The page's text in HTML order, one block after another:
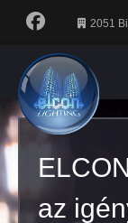
2051
az
az